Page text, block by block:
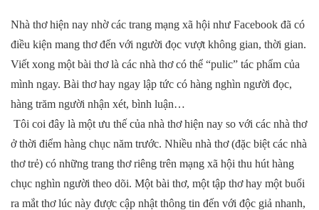
Nhà thơ hiện nay nhờ các trang mạng xã hội như Facebook đã có
điều kiện mang thơ đến với người đọc vượt không gian, thời gian.
Viết xong một bài thơ là các nhà thơ có thể “pulic” tác phẩm của
mình ngay. Bài thơ hay ngay lập tức có hàng nghìn người đọc,
hàng trăm người nhận xét, bình luận…
Tôi coi đây là một ưu thế của nhà thơ hiện nay so với các nhà thơ
ở thời điểm hàng chục năm trước. Nhiều nhà thơ (đặc biệt các nhà
thơ trẻ) có những trang thơ riêng trên mạng xã hội thu hút hàng
chục nghìn người theo dõi. Một bài thơ, một tập thơ hay một buổi
ra mắt thơ lúc này được cập nhật thông tin đến với độc giả nhanh,